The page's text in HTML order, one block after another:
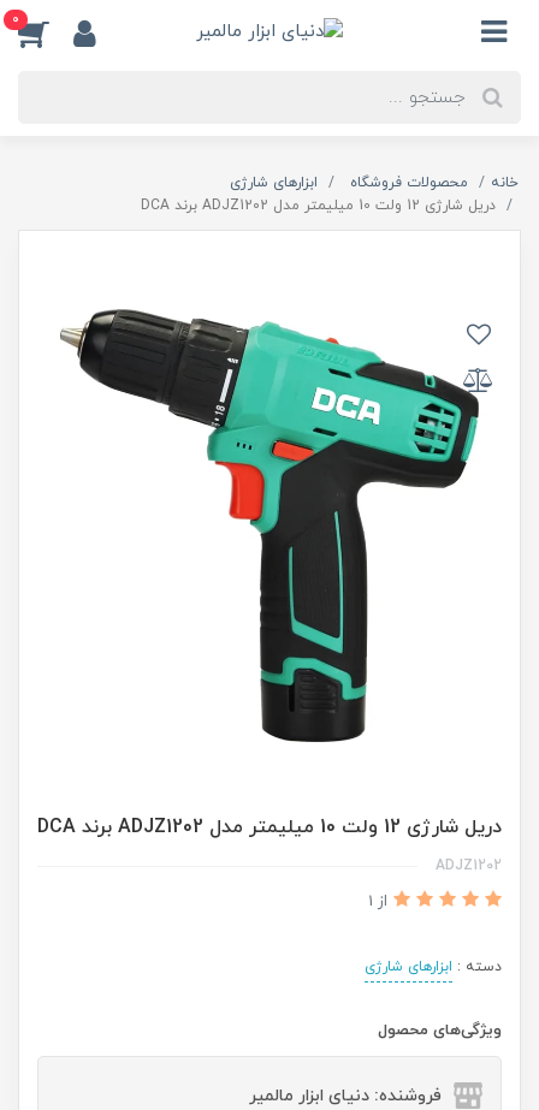
0
خانه محصولات فروشگاه
ابزارهای شارژی
دریل شارژی 12 ولت 10 میلیمتر مدل ADJZ1202 برند DCA
دریل شارژی 12 ولت 10 میلیمتر مدل ADJZ1202 برند DCA
ADJZ1202
از 1
دسته : ابزارهای شارژی
ویژگی‌های محصول
فروشنده: دنیای ابزار مالمیر